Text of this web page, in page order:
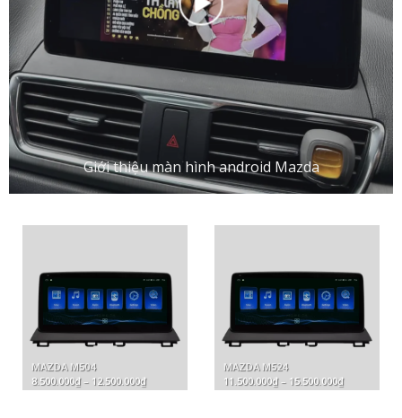
Giới thiệu màn hình android Mazda
MAZDA M504
8.500.000₫ – 12.500.000₫Khoảng
giá:
MAZDA M524
11.500.000₫ – 15.500.000₫Khoảng
giá: